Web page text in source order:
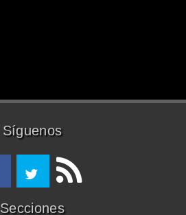
Síguenos
Secciones